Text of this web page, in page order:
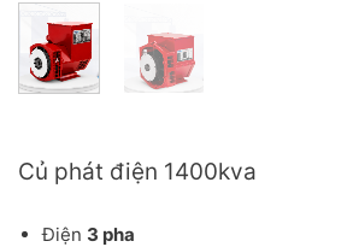
Củ phát điện 1400kva
Điện 3 pha